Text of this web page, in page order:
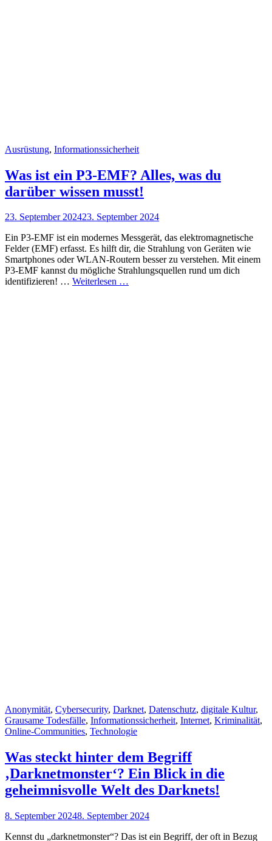
Cat
Ausrüstung, Informationssicherheit
Was ist ein P3-EMF? Alles, was du
darüber wissen musst!
Posted
23. September 202423. September 2024
Ein P3-EMF ist ein modernes Messgerät, das elektromagnetische
Felder (EMF) erfasst. Es hilft dir, die Strahlung von Geräten wie
Smartphones oder WLAN-Routern besser zu verstehen. Mit einem
P3-EMF kannst du mögliche Strahlungsquellen rund um dich
identifizieren! … Weiterlesen …
Cat
Links
Anonymität, Cybersecurity, Darknet, Datenschutz, digitale Kultur,
Grausame Todesfälle, Informationssicherheit, Internet, Kriminalität,
Online-Communities, Technologie
Was steckt hinter dem Begriff
‚Darknetmonster‘? Ein Blick in die
geheimnisvolle Welt des Darknets!
Posted
8. September 20248. September 2024
Kennst du „darknetmonster“? Das ist ein Begriff, der oft in Bezug